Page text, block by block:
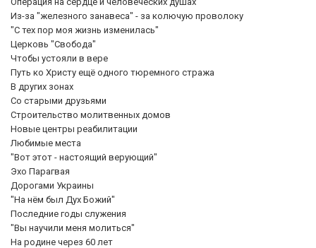
Из-за "железного занавеса" - за колючую проволоку
"С тех пор моя жизнь изменилась"
Церковь "Свобода"
Чтобы устояли в вере
Путь ко Христу ещё одного тюремного стража
В других зонах
Со старыми друзьями
Строительство молитвенных домов
Новые центры реабилитации
Любимые места
"Вот этот - настоящий верующий"
Эхо Парагвая
Дорогами Украины
"На нём был Дух Божий"
Последние годы служения
"Вы научили меня молиться"
На родине через 60 лет